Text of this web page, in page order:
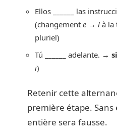
Ellos ______ las
(changement e → i à la
pluriel)
Tú ______ adelante. →
i)
Retenir cette
première étape.
entière sera fausse.